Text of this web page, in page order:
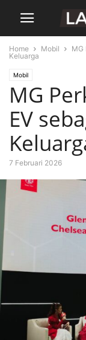
Home Mobil
MG
Keluarga
Mobil
MG
EV
7 Februari 2026